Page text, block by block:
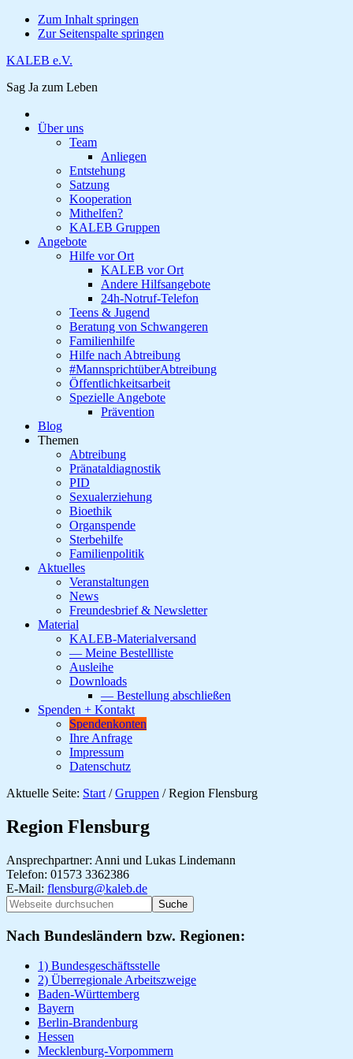
Zum Inhalt springen
Zur Seitenspalte springen
KALEB e.V.
Sag Ja zum Leben
Über uns
Team
Anliegen
Entstehung
Satzung
Kooperation
Mithelfen?
KALEB Gruppen
Angebote
Hilfe vor Ort
KALEB vor Ort
Andere Hilfsangebote
24h-Notruf-Telefon
Teens & Jugend
Beratung von Schwangeren
Familienhilfe
Hilfe nach Abtreibung
#MannsprichtüberAbtreibung
Öffentlichkeitsarbeit
Spezielle Angebote
Prävention
Blog
Themen
Abtreibung
Pränataldiagnostik
PID
Sexualerziehung
Bioethik
Organspende
Sterbehilfe
Familienpolitik
Aktuelles
Veranstaltungen
News
Freundesbrief & Newsletter
Material
KALEB-Materialversand
— Meine Bestellliste
Ausleihe
Downloads
— Bestellung abschließen
Spenden + Kontakt
Spendenkonten
Ihre Anfrage
Impressum
Datenschutz
Aktuelle Seite: Start / Gruppen /Region Flensburg
Region Flensburg
Ansprechpartner: Anni und Lukas Lindemann
Telefon: 01573 3362386
E-Mail: flensburg@kaleb.de
Seitenspalte
Webseite
durchsuchen
Nach Bundesländern bzw. Regionen:
1) Bundesgeschäftsstelle
2) Überregionale Arbeitszweige
Baden-Württemberg
Bayern
Berlin-Brandenburg
Hessen
Mecklenburg-Vorpommern